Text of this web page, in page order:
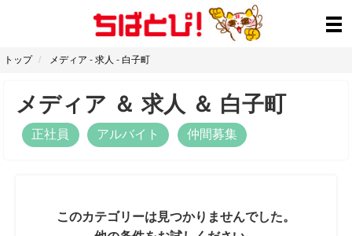
トップ メディア - 求人 - 白子町
メディア ＆求人 ＆ 白子町
正社員 アルバイト 仲間募集
このカテゴリーは見つかりませんでした。